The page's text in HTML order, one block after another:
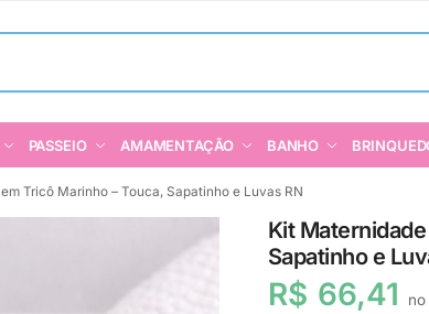
PASSEIO AMAMENTAÇÃO BANHO
Tricô Marinho – Touca, Sapatinho e Luvas RN
Kit
Sapatinho e
R$ 66,41 no